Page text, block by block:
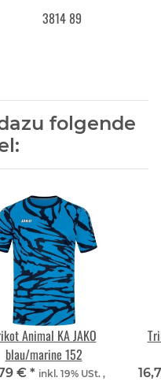
3814 89
folgende
Animal KA JAKO
blau/marine 152
€ * inkl. 19% USt. ,